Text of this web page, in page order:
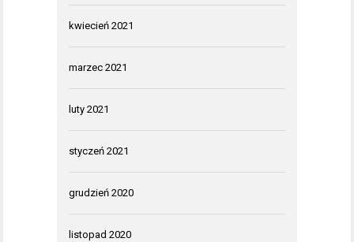
kwiecień 2021
marzec 2021
luty 2021
styczeń 2021
grudzień 2020
listopad 2020